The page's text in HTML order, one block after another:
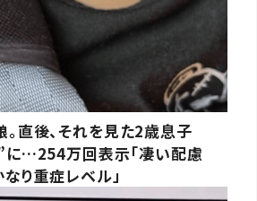
直後、それを見た2歳息子
…254万回表示「凄い配慮
なり重症レベル」